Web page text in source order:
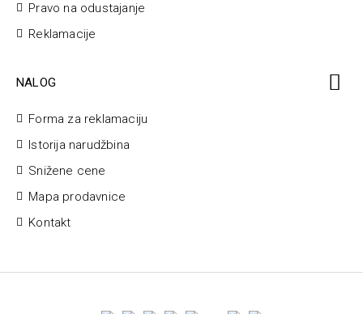
Pravo na odustajanje
Reklamacije
NALOG
Forma za reklamaciju
Istorija narudžbina
Snižene cene
Mapa prodavnice
Kontakt